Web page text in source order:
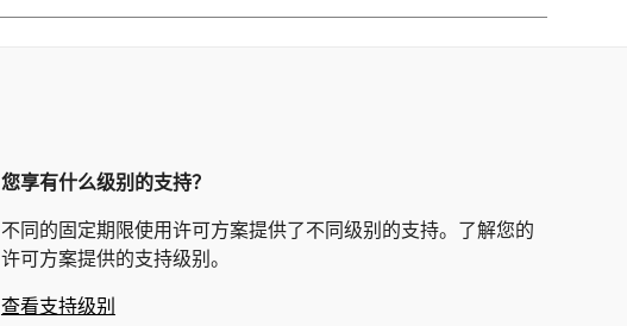
您享有什么级别的支持？
不同的固定期限使用许可方案提供了不同级别的支持。了解您的
许可方案提供的支持级别。
查看支持级别